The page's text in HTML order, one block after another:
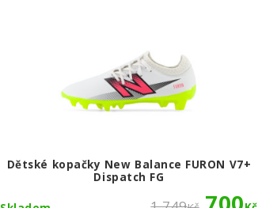
Dětské kopačky New Balance FURON V7+
Dispatch FG